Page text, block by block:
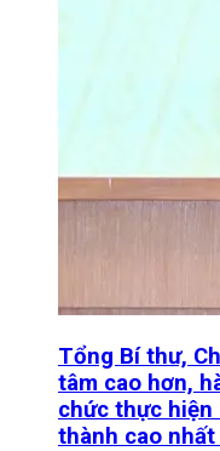
Tổng Bí thư,
tâm cao hơn,
chức thực hiện
thành cao